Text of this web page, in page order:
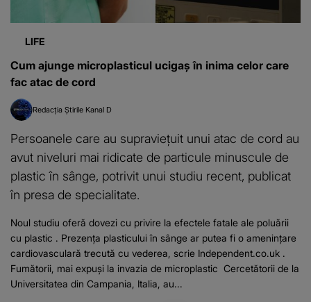
LIFE
Cum ajunge microplasticul ucigaș în inima celor care
fac atac de cord
Redacția Știrile Kanal D
Persoanele care au supraviețuit unui atac de cord au
avut niveluri mai ridicate de particule minuscule de
plastic în sânge, potrivit unui studiu recent, publicat
în presa de specialitate.
Noul studiu oferă dovezi cu privire la efectele fatale ale poluării
cu plastic . Prezența plasticului în sânge ar putea fi o amenințare
cardiovasculară trecută cu vederea, scrie Independent.co.uk .
Fumătorii, mai expuși la invazia de microplastic Cercetătorii de la
Universitatea din Campania, Italia, au...